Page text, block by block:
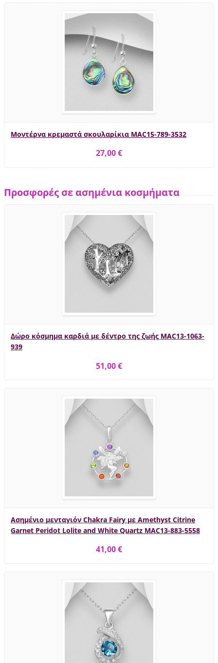
Μοντέρνα κρεμαστά σκουλαρίκια MAC15-789-3532
27,00 €
Προσφορές σε ασημένια κοσμήματα
Δώρο κόσμημα καρδιά με δέντρο της ζωής MAC13-1063-
939
51,00 €
Ασημένιο μενταγιόν Chakra Fairy με Amethyst Citrine
Garnet Peridot Lolite and White Quartz MAC13-883-5558
41,00 €